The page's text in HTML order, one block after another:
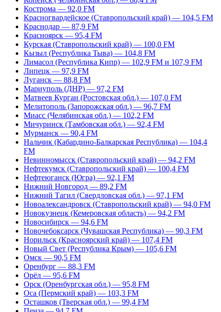
Кострома — 92,0 FM
Красногвардейское (Ставропольский край) — 104,5 FM
Краснодар — 87,9 FM
Красноярск — 95,4 FM
Курская (Ставропольский край) — 100,0 FM
Кызыл (Республика Тыва) — 104,8 FM
Лимасол (Республика Кипр) — 102,9 FM и 107,9 FM
Липецк — 97,9 FM
Луганск — 88,8 FM
Мариуполь (ДНР) — 97,2 FM
Матвеев Курган (Ростовская обл.) — 107,0 FM
Мелитополь (Запорожская обл.) — 96,7 FM
Миасс (Челябинская обл.) — 102,2 FM
Мичуринск (Тамбовская обл.) — 92,4 FM
Мурманск — 90,4 FM
Нальчик (Кабардино-Балкарская Республика) — 104,4
FM
Невинномысск (Ставропольский край) — 94,2 FM
Нефтекумск (Ставропольский край) — 100,4 FM
Нефтеюганск (Югра) — 92,1 FM
Нижний Новгород — 89,2 FM
Нижний Тагил (Свердловская обл.) — 97,1 FM
Новоалександровск (Ставропольский край) — 94,0 FM
Новокузнецк (Кемеровская область) — 94,2 FM
Новосибирск — 94,6 FM
Новочебоксарск (Чувашская Республика) — 90,3 FM
Норильск (Красноярский край) — 107,4 FM
Новый Свет (Республика Крым) — 105,6 FM
Омск — 90,5 FM
Оренбург — 88,3 FM
Орёл — 95,6 FM
Орск (Оренбургская обл.) — 95,8 FM
Оса (Пермский край) — 103,3 FM
Осташков (Тверская обл.) — 99,4 FM